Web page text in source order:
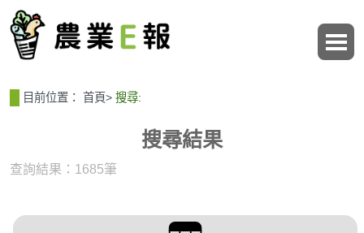
目前位置： 首頁> 搜尋:
搜尋結果
查詢結果：1685筆
篩選與搜尋條件